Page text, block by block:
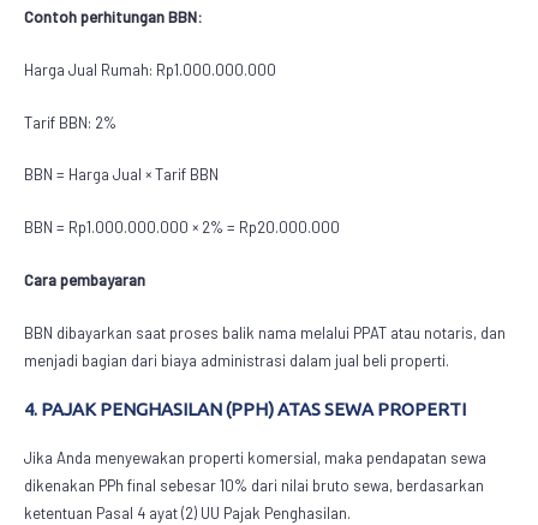
Contoh perhitungan BBN:
Harga Jual Rumah: Rp1.000.000.000
Tarif BBN: 2%
BBN = Harga Jual × Tarif BBN
BBN = Rp1.000.000.000 × 2% = Rp20.000.000
Cara pembayaran
BBN dibayarkan saat proses balik nama melalui PPAT atau notaris, dan
menjadi bagian dari biaya administrasi dalam jual beli properti.
4. PAJAK PENGHASILAN (PPH) ATAS SEWA PROPERTI
Jika Anda menyewakan properti komersial, maka pendapatan sewa
dikenakan PPh final sebesar 10% dari nilai bruto sewa, berdasarkan
ketentuan Pasal 4 ayat (2) UU Pajak Penghasilan.